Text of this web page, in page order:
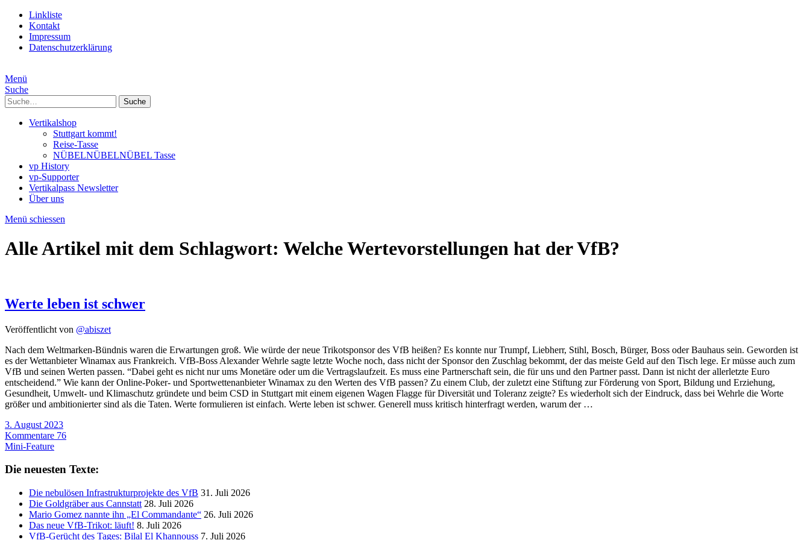
Linkliste
Kontakt
Impressum
Datenschutzerklärung
Menü
Suche
Suche
Vertikalshop
Stuttgart kommt!
Reise-Tasse
NÜBELNÜBELNÜBEL Tasse
vp History
vp-Supporter
Vertikalpass Newsletter
Über uns
Menü schiessen
Alle Artikel mit dem Schlagwort: Welche Wertevorstellungen hat der VfB?
Werte leben ist schwer
Veröffentlicht von @abiszet
Nach dem Weltmarken-Bündnis waren die Erwartungen groß. Wie würde der neue Trikotsponsor des VfB heißen? Es konnte nur Trumpf, Liebherr, Stihl, Bosch, Bürger, Boss oder Bauhaus sein. Geworden ist
es der Wettanbieter Winamax aus Frankreich. VfB-Boss Alexander Wehrle sagte letzte Woche noch, dass nicht der Sponsor den Zuschlag bekommt, der das meiste Geld auf den Tisch lege. Er müsse auch zum
VfB und seinen Werten passen. “Dabei geht es nicht nur ums Monetäre oder um die Vertragslaufzeit. Es muss eine Partnerschaft sein, die für uns und den Partner passt. Dann ist nicht der allerletzte Euro
entscheidend.” Wie kann der Online-Poker- und Sportwettenanbieter Winamax zu den Werten des VfB passen? Zu einem Club, der zuletzt eine Stiftung zur Förderung von Sport, Bildung und Erziehung,
Gesundheit, Umwelt- und Klimaschutz gründete und beim CSD in Stuttgart mit einem eigenen Wagen Flagge für Diversität und Toleranz zeigte? Es wiederholt sich der Eindruck, dass bei Wehrle die Worte
größer und ambitionierter sind als die Taten. Werte formulieren ist einfach. Werte leben ist schwer. Generell muss kritisch hinterfragt werden, warum der …
3. August 2023
Kommentare 76
Mini-Feature
Die neuesten Texte:
Die nebulösen Infrastrukturprojekte des VfB 31. Juli 2026
Die Goldgräber aus Cannstatt 28. Juli 2026
Mario Gomez nannte ihn „El Commandante“ 26. Juli 2026
Das neue VfB-Trikot: läuft! 8. Juli 2026
VfB-Gerücht des Tages: Bilal El Khannouss 7. Juli 2026